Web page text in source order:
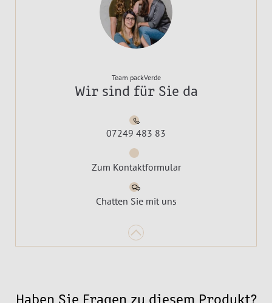
Team packVerde
Wir sind für Sie da
07249 483 83
Zum Kontaktformular
Chatten Sie mit uns